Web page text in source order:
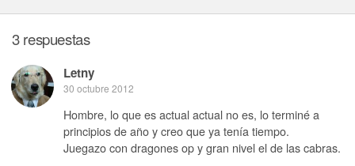
3 respuestas
Letny
30 octubre 2012
Hombre, lo que es actual actual no es, lo terminé a
principios de año y creo que ya tenía tiempo.
Juegazo con dragones op y gran nivel el de las cabras.